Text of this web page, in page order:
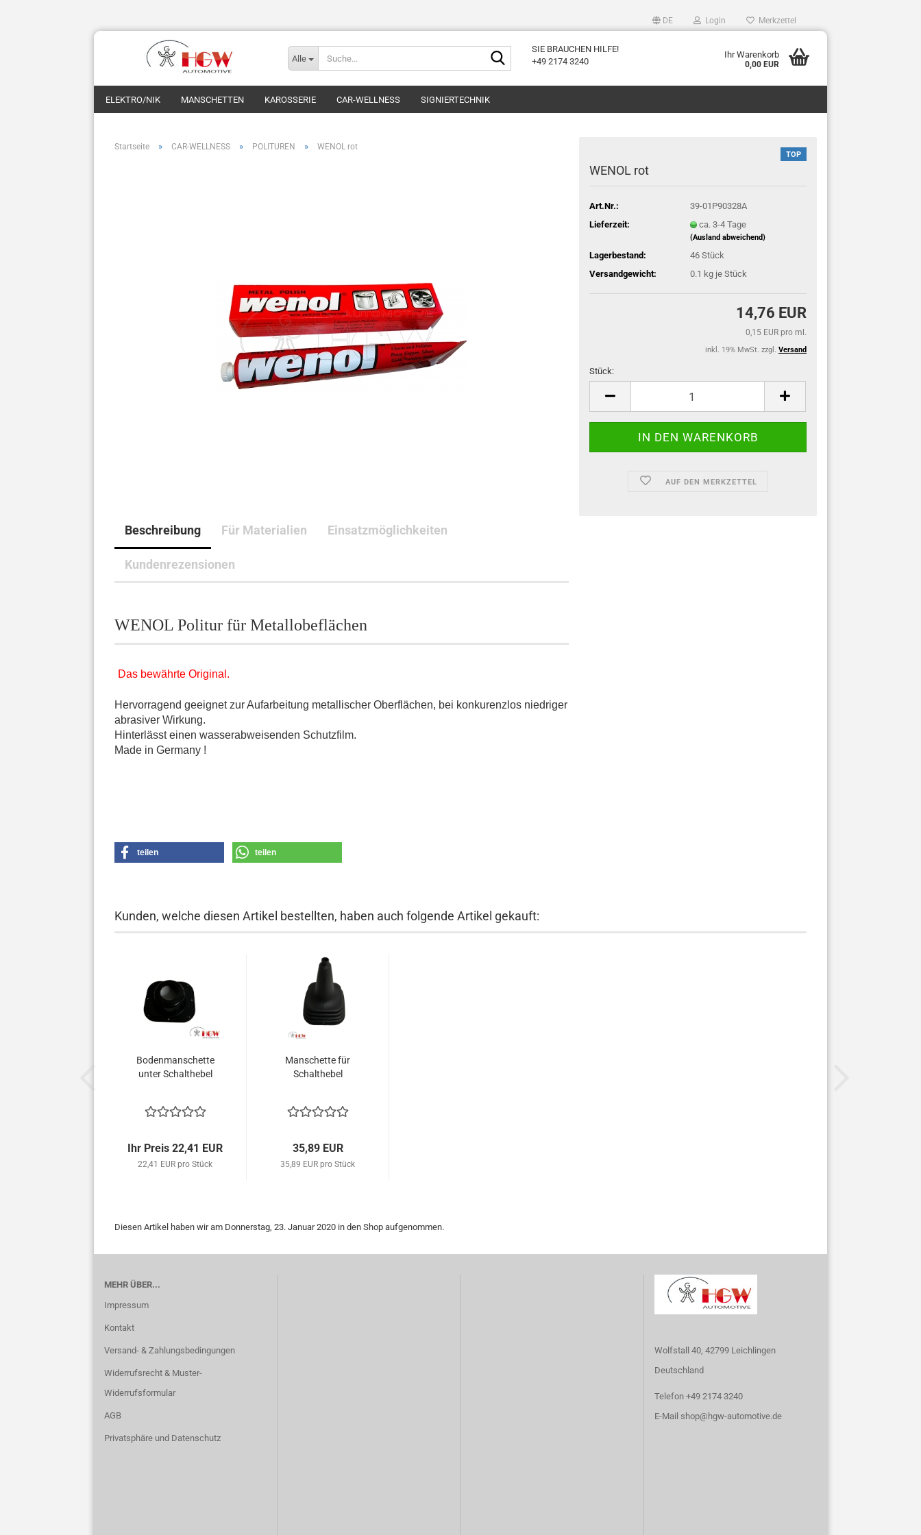
DE Login Merkzettel
Alle
Suche...SIE BRAUCHEN HILFE!
+49 2174 3240
Ihr Warenkorb
0,00 EUR
ELEKTRO/NIK MANSCHETTEN KAROSSERIE CAR-WELLNESS SIGNIERTECHNIK
Startseite » CAR-WELLNESS » POLITUREN » WENOL rot
TOP
WENOL rot
Art.Nr.:
39-01P90328A
Lieferzeit:
ca. 3-4 Tage
(Ausland abweichend)
Lagerbestand: 46Stück
Versandgewicht:
0.1 kg je Stück
14,76 EUR
0,15 EUR pro ml.
inkl. 19% MwSt. zzgl. Versand
Stück:
Stück
AUF DEN MERKZETTEL
Beschreibung Für Materialien Einsatzmöglichkeiten
Kundenrezensionen
WENOL Politur für Metallobeflächen
Das bewährte Original.
Hervorragend geeignet zur Aufarbeitung metallischer Oberflächen, bei konkurenzlos niedriger
abrasiver Wirkung.
Hinterlässt einen wasserabweisenden Schutzfilm.
Made in Germany !
teilen teilen
Kunden, welche diesen Artikel bestellten, haben auch folgende Artikel gekauft:
Bodenmanschette
unter Schalthebel
Ihr Preis 22,41 EUR
22,41 EUR pro Stück
Manschette für
Schalthebel
35,89 EUR
35,89 EUR pro Stück
Diesen Artikel haben wir am Donnerstag, 23. Januar 2020 in den Shop aufgenommen.
MEHR ÜBER...
Impressum
Kontakt
Versand- & Zahlungsbedingungen
Widerrufsrecht & Muster-
Widerrufsformular
AGB
Privatsphäre und Datenschutz
Wolfstall 40, 42799 Leichlingen
Deutschland
Telefon +49 2174 3240
E-Mail shop@hgw-automotive.de